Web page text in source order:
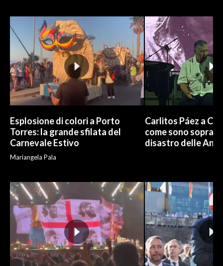
INFO AZIENDE
ABBONATI
ANNUNCI
NECROLOGI
PUBBLICITÀ
SPIAGGE
Esplosione di colori a Porto
Torres: la grande sfilata del
Carnevale Estivo
Mariangela Pala
Carlitos Páez a
come sono
disastro delle